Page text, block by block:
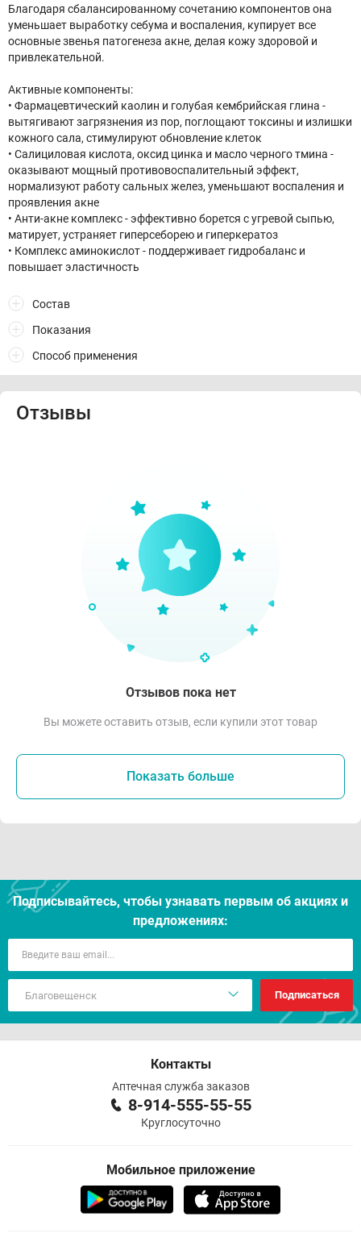
Благодаря сбалансированному сочетанию компонентов она
уменьшает выработку себума и воспаления, купирует все
основные звенья патогенеза акне, делая кожу здоровой и
привлекательной.
Активные компоненты:
• Фармацевтический каолин и голубая кембрийская глина -
вытягивают загрязнения из пор, поглощают токсины и излишки
кожного сала, стимулируют обновление клеток
• Салициловая кислота, оксид цинка и масло черного тмина -
оказывают мощный противовоспалительный эффект,
нормализуют работу сальных желез, уменьшают воспаления и
проявления акне
• Анти-акне комплекс - эффективно борется с угревой сыпью,
матирует, устраняет гиперсеборею и гиперкератоз
• Комплекс аминокислот - поддерживает гидробаланс и
повышает эластичность
Состав
Показания
Способ применения
Отзывы
Отзывов пока нет
Вы можете оставить отзыв, если купили этот товар
Показать больше
Подписывайтесь, чтобы узнавать первым об акцияx и
предложениях:
Подписаться
Контакты
Аптечная служба заказов
8-914-555-55-55
Круглосуточно
Мобильное приложение